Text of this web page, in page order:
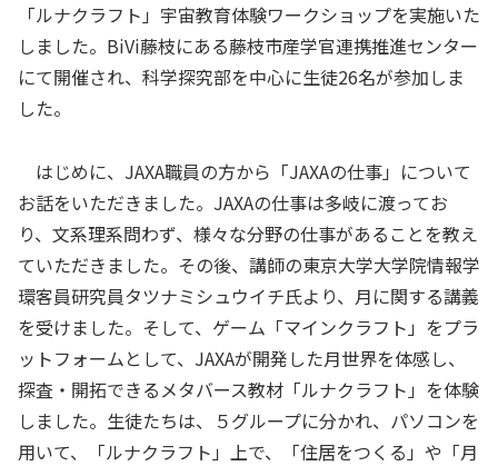
「ルナクラフト」宇宙教育体験ワークショップを実施いた
しました。BiVi藤枝にある藤枝市産学官連携推進センター
にて開催され、科学探究部を中心に生徒26名が参加しま
した。
はじめに、JAXA職員の方から「JAXAの仕事」について
お話をいただきました。JAXAの仕事は多岐に渡ってお
り、文系理系問わず、様々な分野の仕事があることを教え
ていただきました。その後、講師の東京大学大学院情報学
環客員研究員タツナミシュウイチ氏より、月に関する講義
を受けました。そして、ゲーム「マインクラフト」をプラ
ットフォームとして、JAXAが開発した月世界を体感し、
探査・開拓できるメタバース教材「ルナクラフト」を体験
しました。生徒たちは、５グループに分かれ、パソコンを
用いて、「ルナクラフト」上で、「住居をつくる」や「月